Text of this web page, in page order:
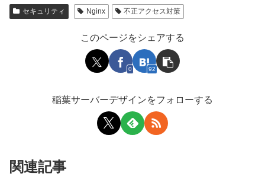
セキュリティ Nginx 不正アクセス対策
このページをシェアする
0 92
稲葉サーバーデザインをフォローする
関連記事